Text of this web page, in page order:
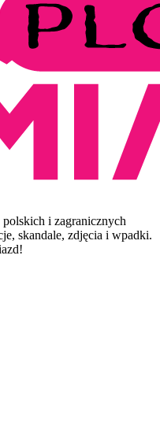
i zagranicznych
skandale, zdjęcia i wpadki.